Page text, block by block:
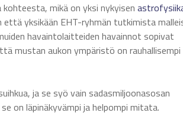
mikä on yksi nykyisen
että yksikään EHT-ryhmän tutkimista
havaintolaitteiden havainnot sopivat
mustan aukon ympäristö on rauhallisempi
ja se syö vain sadasmiljoonasosan
on läpinäkyvämpi ja helpompi mitata.